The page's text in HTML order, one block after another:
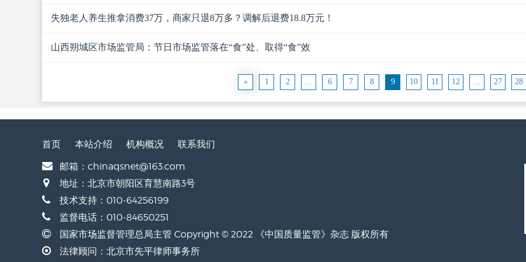
失独老人养生推拿消费37万，商家只退8万多？调解后退费18.8万元！
山西朔城区市场监管局：节日市场监管落在“食”处、取得“食”效
« 1 2 ... 6 7 8 9 10 11 12 ... 27 28
首页 本站介绍 机构概况
联系我们
邮箱：chinaqsnet@163.com
地址：北京市朝阳区育慧南路3号
技术支持：010-64256199
监督电话：010-84650251
国家市场监督管理总局主管 Copyright © 2022 《中国质量监管》杂志 版权所有
法律顾问：北京市先平律师事务所